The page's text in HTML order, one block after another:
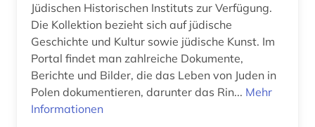
Jüdischen Historischen Instituts zur Verfügung.
Die Kollektion bezieht sich auf jüdische
Geschichte und Kultur sowie jüdische Kunst. Im
Portal findet man zahlreiche Dokumente,
Berichte und Bilder, die das Leben von Juden in
Polen dokumentieren, darunter das Rin... Mehr
Informationen